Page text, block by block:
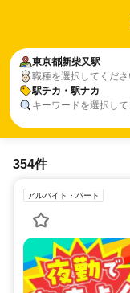
東京都新柴又駅
職種を選択してくだ
駅チカ・駅ナカ
キーワードを選択し
354件
アルバイト・パート